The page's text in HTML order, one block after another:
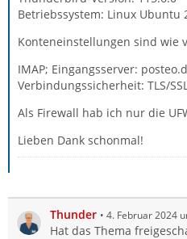
Betriebssystem: Linux Ubuntu
Konteneinstellungen sind wie
IMAP; Eingangsserver:
Verbindungssicherheit: TLS/
Als Firewall hab ich nur die
Lieben Dank schonmal!
Thunder 4. Februar 2024
Hat das Thema